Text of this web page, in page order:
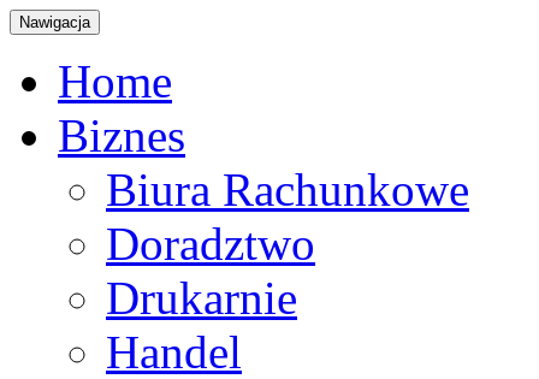
Nawigacja
Home
Biznes
Biura Rachunkowe
Doradztwo
Drukarnie
Handel